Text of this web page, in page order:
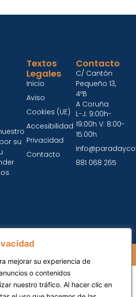
mejorar su experiencia de
o contenidos
nuestro tráfico. Al hacer clic en
su
Contacto
C/ Cantón
Pequeño 13,
4ºB
A Coruña
L-J: 9:00h-
19:00h V: 8:00-
15:00h
881 068 265
Textos
Legales
Inicio
Aviso
Cookies (UE)
Accesibilidad
Privacidad
Contacto
© 2026 Todos los Derechos
Reservados.